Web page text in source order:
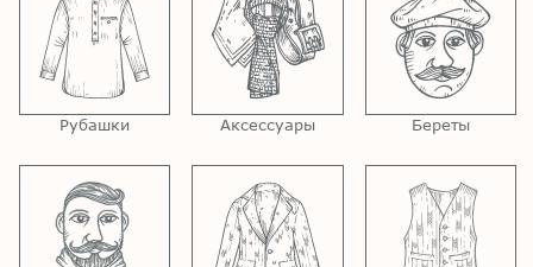
Рубашки Аксессуары Береты